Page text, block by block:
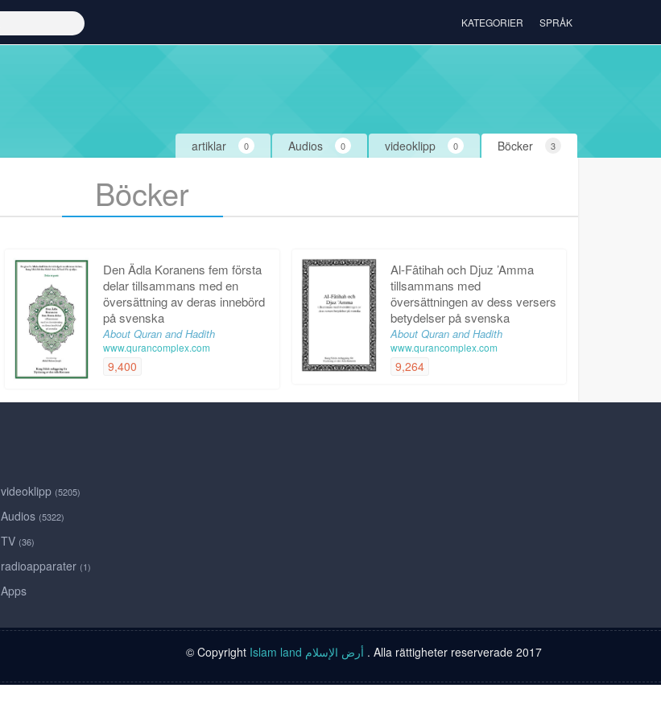
KATEGORIER SPRÅK
Böcker 3
videoklipp 0
Audios 0
artiklar 0
Böcker
Den Ädla Koranens fem första
delar tillsammans med en
översättning av deras innebörd
på svenska
About Quran and Hadith
www.qurancomplex.com
9,400
Al-Fâtihah och Djuz ’Amma
tillsammans med
översättningen av dess versers
betydelser på svenska
About Quran and Hadith
www.qurancomplex.com
9,264
videoklipp (5205)
Audios (5322)
TV (36)
radioapparater (1)
Apps
© Copyright . Alla rättigheter reserverade 2017